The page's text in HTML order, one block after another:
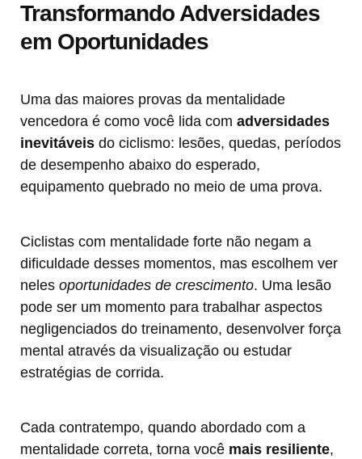
Transformando Adversidades
em Oportunidades
Uma das maiores provas da mentalidade
vencedora é como você lida com adversidades
inevitáveis do ciclismo: lesões, quedas, períodos
de desempenho abaixo do esperado,
equipamento quebrado no meio de uma prova.
Ciclistas com mentalidade forte não negam a
dificuldade desses momentos, mas escolhem ver
neles oportunidades de crescimento. Uma lesão
pode ser um momento para trabalhar aspectos
negligenciados do treinamento, desenvolver força
mental através da visualização ou estudar
estratégias de corrida.
Cada contratempo, quando abordado com a
mentalidade correta, torna você mais resiliente,